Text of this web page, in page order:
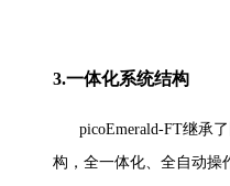
3.一体化系统结构
picoEmerald-FT继承了
构，全一体化、全自动操